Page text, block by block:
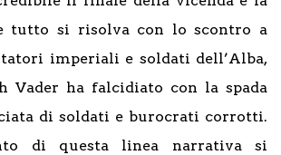
tutto si risolva con lo scontro a
imperiali e soldati dell’Alba,
Vader ha falcidiato con la spada
di soldati e burocrati corrotti.
di questa linea narrativa si